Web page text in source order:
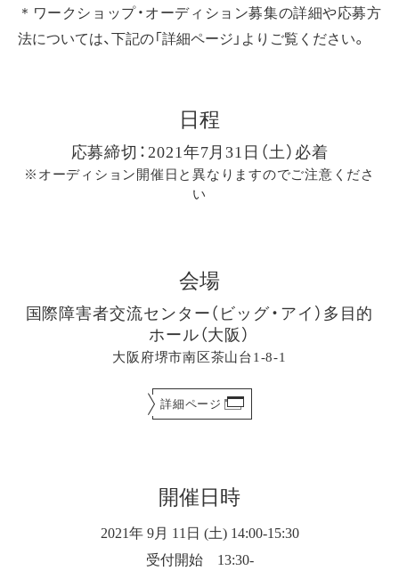
＊ワークショップ・オーディション募集の詳細や応募方
法については、下記の「詳細ページ」よりご覧ください。
日程
応募締切：2021年7月31日（土）必着
※オーディション開催日と異なりますのでご注意くださ
い
会場
国際障害者交流センター（ビッグ・アイ）多目的
ホール（大阪）
大阪府堺市南区茶山台1-8-1
詳細ページ
開催日時
2021年 9月 11日 (土) 14:00-15:30
受付開始 13:30-